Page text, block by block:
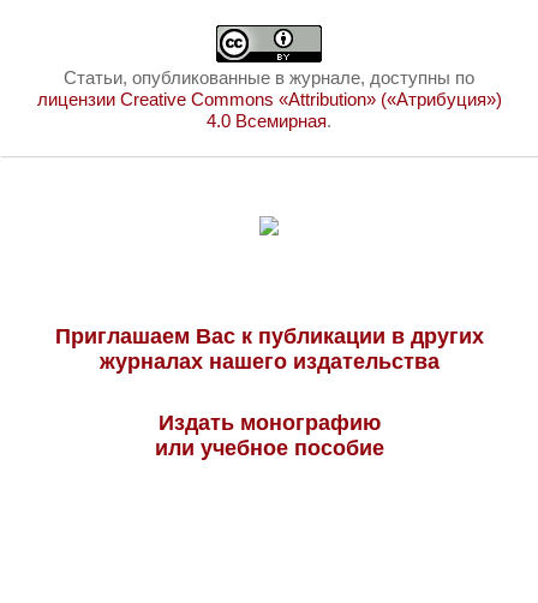
Статьи, опубликованные в журнале, доступны по
лицензии Creative Commons «Attribution» («Атрибуция»)
4.0 Всемирная.
Приглашаем Вас к публикации в других
журналах нашего издательства
Издать монографию
или учебное пособие